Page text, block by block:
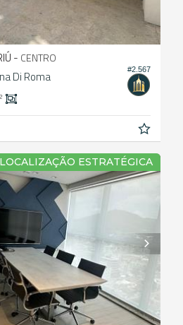
#2.567
- CENTRO
Di Roma
ESTRATÉGICA